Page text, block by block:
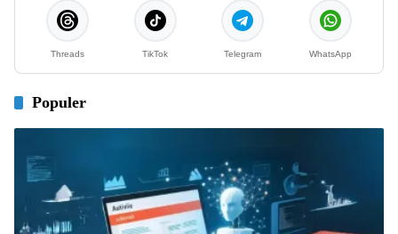
Threads TikTok Telegram WhatsApp
Populer